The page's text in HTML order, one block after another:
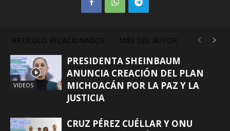
ARTÍCULO RELACIONADOS MÁS DEL AUTOR
VIDEOS
PRESIDENTA SHEINBAUM
ANUNCIA CREACIÓN DEL PLAN
MICHOACÁN POR LA PAZ Y LA
JUSTICIA
CRUZ PÉREZ CUÉLLAR Y ONU